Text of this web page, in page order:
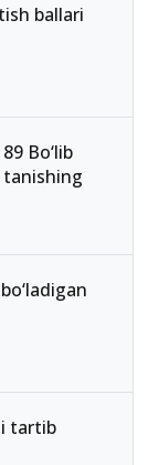
ballari
Bo‘lib
tartib